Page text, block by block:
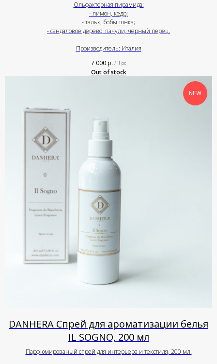
Ольфакторная пирамида:
- лимон, кедр;
- тальк, бобы тонка;
- сандаловое дерево, пачули, черный перец.
Производитель: Италия
7 000р. / 1 pc
Out of stock
NEW
DANHERA Спрей для ароматизации белья
IL SOGNO, 200 мл
Парфюмированый спрей для интерьера и текстиля, 200 мл.